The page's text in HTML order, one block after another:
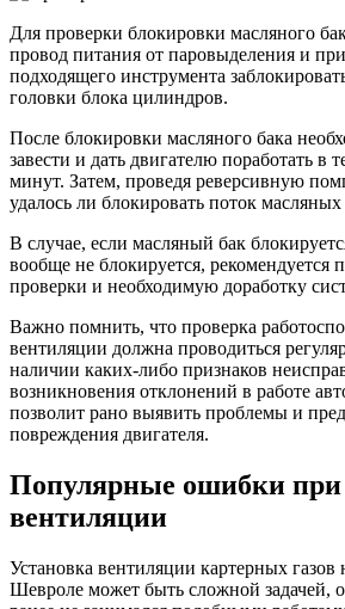
Для проверки блокировки масляного
провод питания от паровыделения и
подходящего инструмента
головки блока цилиндров.
После блокировки масляного бака
завести и дать двигателю поработать в
минут. Затем, проведя реверсивную
удалось ли блокировать поток
В случае, если масляный бак
вообще не блокируется, рекомендуется
проверки и необходимую доработку
Важно помнить, что проверка
вентиляции должна проводиться
наличии каких-либо признаков
возникновения отклонений в работе
позволит рано выявить проблемы и
повреждения двигателя.
Популярные ошибки при
вентиляции
Установка вентиляции картерных
Шевроле может быть сложной задачей,